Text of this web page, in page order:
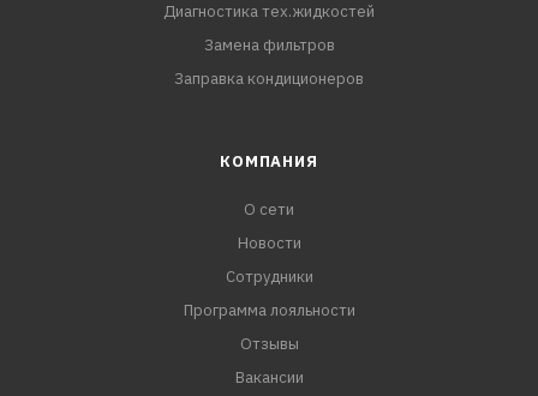
Диагностика тех.жидкостей
Замена фильтров
Заправка кондиционеров
КОМПАНИЯ
О сети
Новости
Сотрудники
Программа лояльности
Отзывы
Вакансии